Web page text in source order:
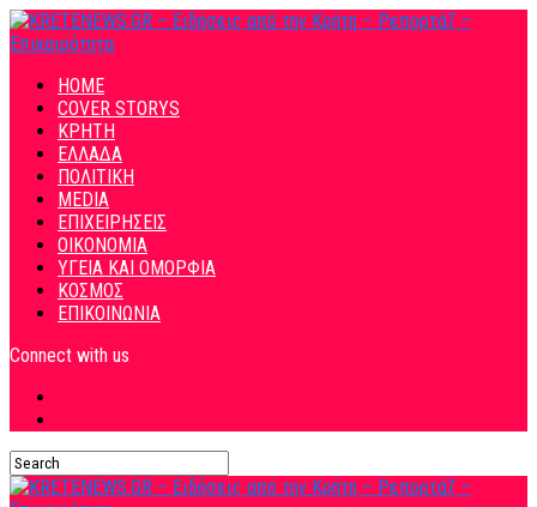
HOME
COVER STORYS
ΚΡΗΤΗ
ΕΛΛΑΔΑ
ΠΟΛΙΤΙΚΗ
MEDIA
ΕΠΙΧΕΙΡΗΣΕΙΣ
ΟΙΚΟΝΟΜΙΑ
ΥΓΕΙΑ ΚΑΙ ΟΜΟΡΦΙΑ
ΚΟΣΜΟΣ
ΕΠΙΚΟΙΝΩΝΙΑ
Connect with us